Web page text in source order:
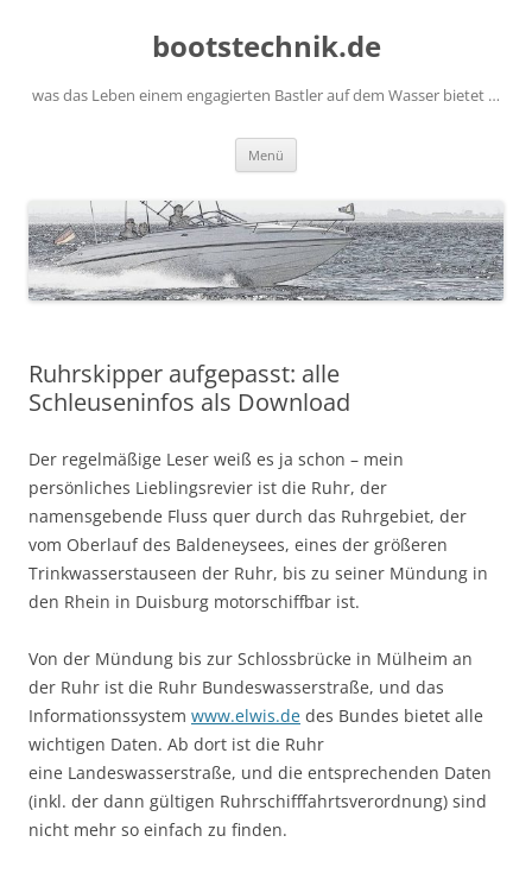
bootstechnik.de
was das Leben einem engagierten Bastler auf dem Wasser bietet …
Menü
Ruhrskipper aufgepasst: alle
Schleuseninfos als Download
Der regelmäßige Leser weiß es ja schon – mein
persönliches Lieblingsrevier ist die Ruhr, der
namensgebende Fluss quer durch das Ruhrgebiet, der
vom Oberlauf des Baldeneysees, eines der größeren
Trinkwasserstauseen der Ruhr, bis zu seiner Mündung in
den Rhein in Duisburg motorschiffbar ist.
Von der Mündung bis zur Schlossbrücke in Mülheim an
der Ruhr ist die Ruhr Bundeswasserstraße, und das
Informationssystem www.elwis.de des Bundes bietet alle
wichtigen Daten. Ab dort ist die Ruhr
eine Landeswasserstraße, und die entsprechenden Daten
(inkl. der dann gültigen Ruhrschifffahrtsverordnung) sind
nicht mehr so einfach zu finden.